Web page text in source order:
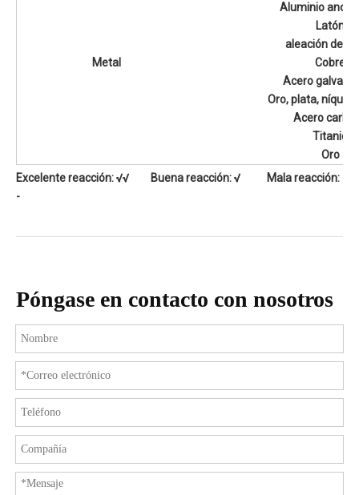
Metal
Aluminio
Latón
aleación de
Cobre
Acero
Oro, plata, níquel,
Acero
Titanio
Oro
Excelente reacción: √√ Buena reacción: √ Mala reacción:
-
Póngase en contacto con nosotros